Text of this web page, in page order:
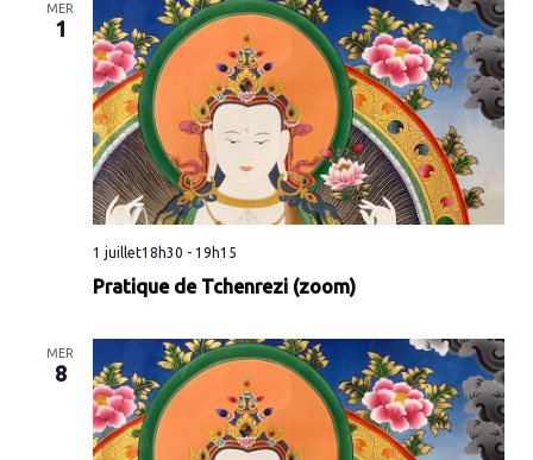
MER
1
Pratique de Tchenrezi (zoom)
1 juillet18h30 - 19h15
MER
8